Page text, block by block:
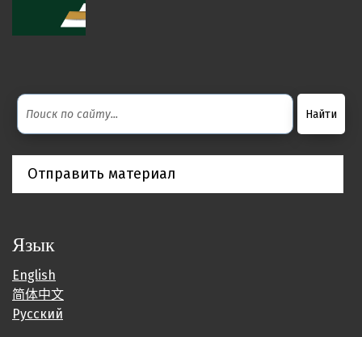
Отправить материал
Язык
English
简体中文
Русский